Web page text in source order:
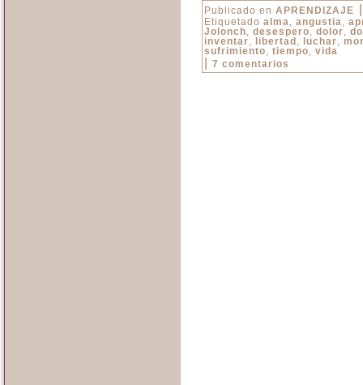
Publicado en APRENDIZAJE
Etiquetado alma, angustia,
Jolonch, desespero, dolor,
inventar, libertad , luchar,
sufrimiento, tiempo, vida
7 comentarios